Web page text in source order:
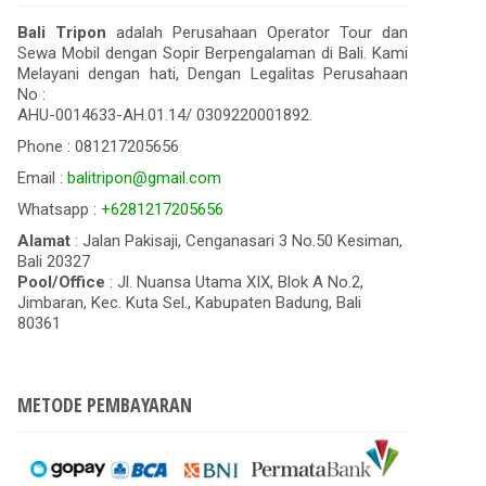
Bali Tripon adalah Perusahaan Operator Tour dan
Sewa Mobil dengan Sopir Berpengalaman di Bali. Kami
Melayani dengan hati, Dengan Legalitas Perusahaan
No :
AHU-0014633-AH.01.14/ 0309220001892.
Phone : 081217205656
Email : balitripon@gmail.com
Whatsapp : +6281217205656
Alamat: Jalan Pakisaji, Cenganasari 3 No.50 Kesiman,
Bali 20327
Pool/Office : Jl. Nuansa Utama XIX, Blok A No.2,
Jimbaran, Kec. Kuta Sel., Kabupaten Badung, Bali
80361
METODE PEMBAYARAN